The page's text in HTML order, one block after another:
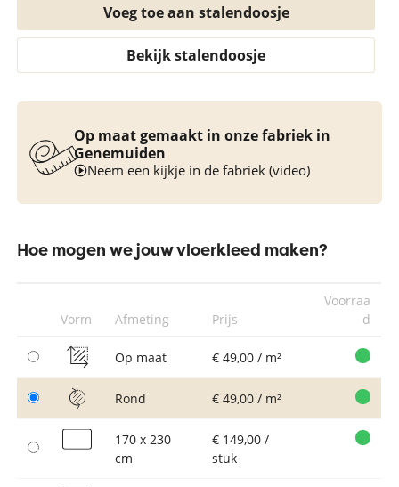
Voeg toe aan stalendoosje
Bekijk stalendoosje
Op maat gemaakt in onze fabriek in
Genemuiden
Neem een kijkje in de fabriek (video)
Hoe mogen we jouw vloerkleed maken?
Vorm Afmeting Prijs
Voorraa
d
Op maat € 49,00 / m²
Rond € 49,00 / m²
170 x 230
cm
€ 149,00 /
stuk